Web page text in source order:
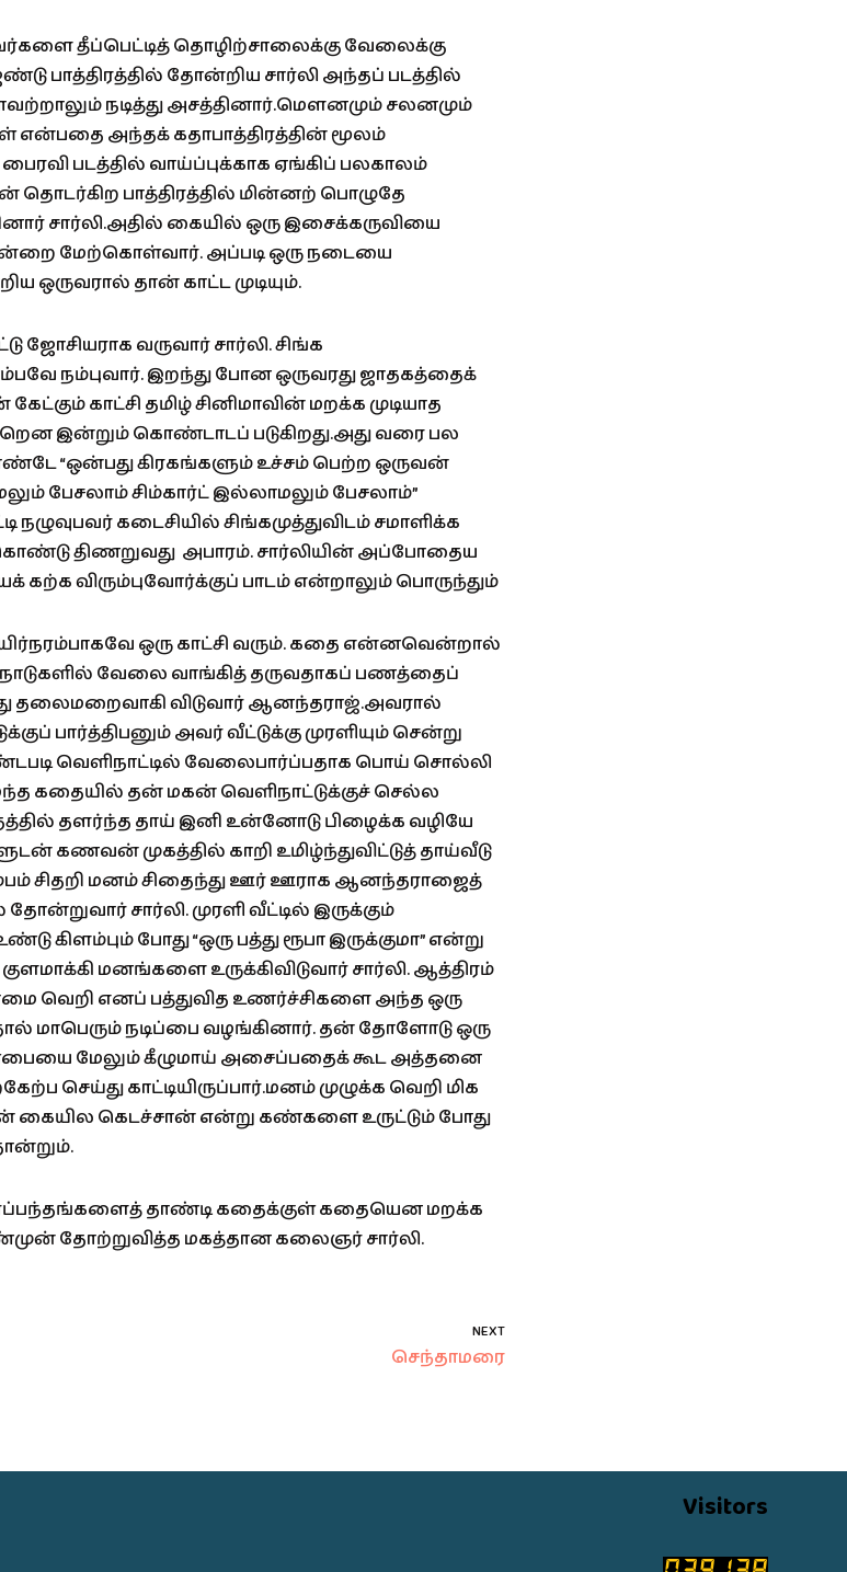
தீப்பெட்டித் தொழிற்சாலைக்கு வேலைக்கு
பாத்திரத்தில் தோன்றிய சார்லி அந்தப் படத்தில்
நடித்து அசத்தினார்.மௌனமும் சலனமும்
என்பதை அந்தக் கதாபாத்திரத்தின் மூலம்
பைரவி படத்தில் வாய்ப்புக்காக ஏங்கிப் பலகாலம்
பாத்திரத்தில் மின்னற் பொழுதே
சார்லி.அதில் கையில் ஒரு இசைக்கருவியை
மேற்கொள்வார். அப்படி ஒரு நடையை
ஒருவரால் தான் காட்ட முடியும்.
ஜோசியராக வருவார் சார்லி. சிங்க
நம்புவார். இறந்து போன ஒருவரது ஜாதகத்தைக்
காட்சி தமிழ் சினிமாவின் மறக்க முடியாத
இன்றும் கொண்டாடப் படுகிறது.அது வரை பல
“ஒன்பது கிரகங்களும் உச்சம் பெற்ற ஒருவன்
பேசலாம் சிம்கார்ட் இல்லாமலும் பேசலாம்”
கடைசியில் சிங்கமுத்துவிடம் சமாளிக்க
கொண்டு திணறுவது அபாரம். சார்லியின் அப்போதைய
கற்க விரும்புவோர்க்குப் பாடம் என்றாலும் பொருந்தும்
ஒரு காட்சி வரும். கதை என்னவென்றால்
வேலை வாங்கித் தருவதாகப் பணத்தைப்
தலைமறைவாகி விடுவார் ஆனந்தராஜ்.அவரால்
பார்த்திபனும் அவர் வீட்டுக்கு முரளியும் சென்று
வெளிநாட்டில் வேலைபார்ப்பதாக பொய் சொல்லி
கதையில் தன் மகன் வெளிநாட்டுக்குச் செல்ல
தளர்ந்த தாய் இனி உன்னோடு பிழைக்க வழியே
கணவன் முகத்தில் காறி உமிழ்ந்துவிட்டுத் தாய்வீடு
சிதறி மனம் சிதைந்து ஊர் ஊராக ஆனந்தராஜைத்
சார்லி. முரளி வீட்டில் இருக்கும்
கிளம்பும் போது “ஒரு பத்து ரூபா இருக்குமா” என்று
மனங்களை உருக்கிவிடுவார் சார்லி. ஆத்திரம்
வெறி எனப் பத்துவித உணர்ச்சிகளை அந்த ஒரு
மாபெரும் நடிப்பை வழங்கினார். தன் தோளோடு ஒரு
மேலும் கீழுமாய் அசைப்பதைக் கூட அத்தனை
செய்து காட்டியிருப்பார்.மனம் முழுக்க வெறி மிக
கையில கெடச்சான் என்று கண்களை உருட்டும் போது
தாண்டி கதைக்குள் கதையென மறக்க
தோற்றுவித்த மகத்தான கலைஞர் சார்லி.
NEXT
செந்தாமரை
Visitors